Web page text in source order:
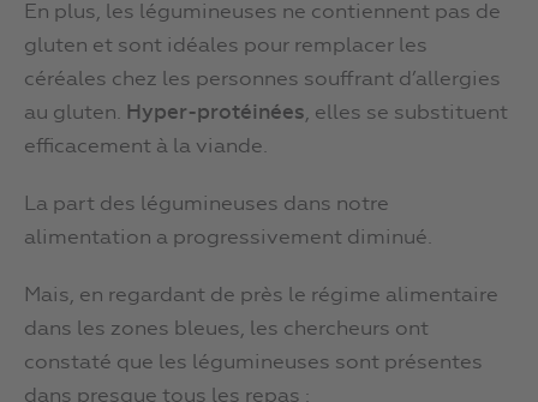
En plus, les légumineuses ne contiennent pas de
gluten et sont idéales pour remplacer les
céréales chez les personnes souffrant d’allergies
au gluten. Hyper-protéinées, elles se substituent
efficacement à la viande.
La part des légumineuses dans notre
alimentation a progressivement diminué.
Mais, en regardant de près le régime alimentaire
dans les zones bleues, les chercheurs ont
constaté que les légumineuses sont présentes
dans presque tous les repas :